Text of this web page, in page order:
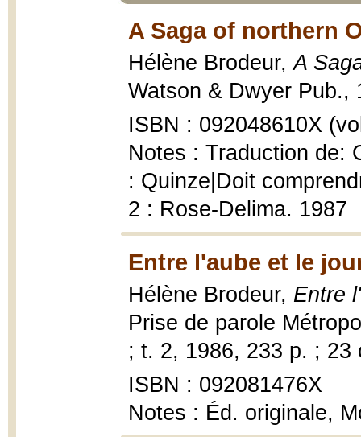
A Saga of northern
Hélène Brodeur,A
Watson & Dwyer Pub.,
ISBN : 092048610X
Notes : Traduction de:
: Quinze|Doit
2 : Rose-Delima. 1987
Entre l'aube et le
Hélène Brodeur, Entre
Prise de parole
; t. 2, 1986, 233 p. ; 23
ISBN : 092081476X
Notes : Éd. originale,